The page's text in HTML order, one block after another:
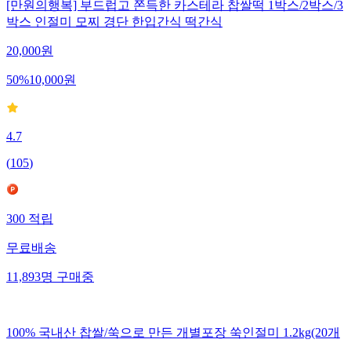
[만원의행복] 부드럽고 쫀득한 카스테라 찹쌀떡 1박스/2박스/3
박스 인절미 모찌 경단 한입간식 떡간식
20,000원
50%10,000원
4.7
(105)
300적립
무료배송
11,893명구매중
100% 국내산 찹쌀/쑥으로 만든 개별포장 쑥인절미 1.2kg(20개